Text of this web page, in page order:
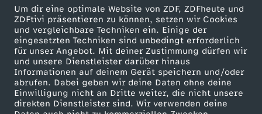
Um dir eine optimale Website von ZDF, ZDFheute und
ZDFtivi präsentieren zu können, setzen wir Cookies
und vergleichbare Techniken ein. Einige der
eingesetzten Techniken sind unbedingt erforderlich
für unser Angebot. Mit deiner Zustimmung dürfen wir
und unsere Dienstleister darüber hinaus
Informationen auf deinem Gerät speichern und/oder
abrufen. Dabei geben wir deine Daten ohne deine
Einwilligung nicht an Dritte weiter, die nicht unsere
direkten Dienstleister sind. Wir verwenden deine
o
t
t
o
Mehr ZDF
ZDF-Apps
Smart TV
Service
ZDFmitreden
Kontakt zum ZDF